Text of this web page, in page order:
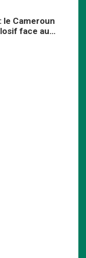
le Cameroun
face au